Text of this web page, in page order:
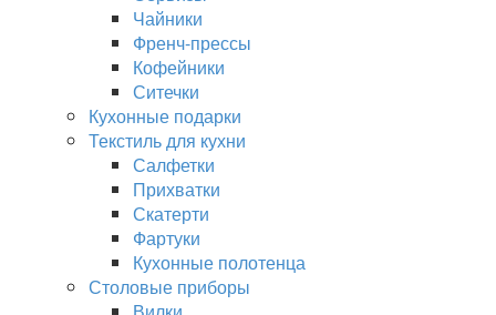
Чайники
Френч-прессы
Кофейники
Ситечки
Кухонные подарки
Текстиль для кухни
Салфетки
Прихватки
Скатерти
Фартуки
Кухонные полотенца
Столовые приборы